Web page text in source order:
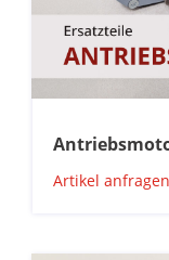
Artikel anfragen